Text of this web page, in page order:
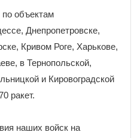
объектам
Днепропетровске,
Кривом Роге, Харькове,
в Тернопольской,
и Кировоградской
ракет.
наших войск на